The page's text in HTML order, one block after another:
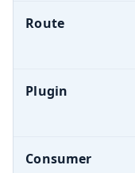
Route
Plugin
Consumer